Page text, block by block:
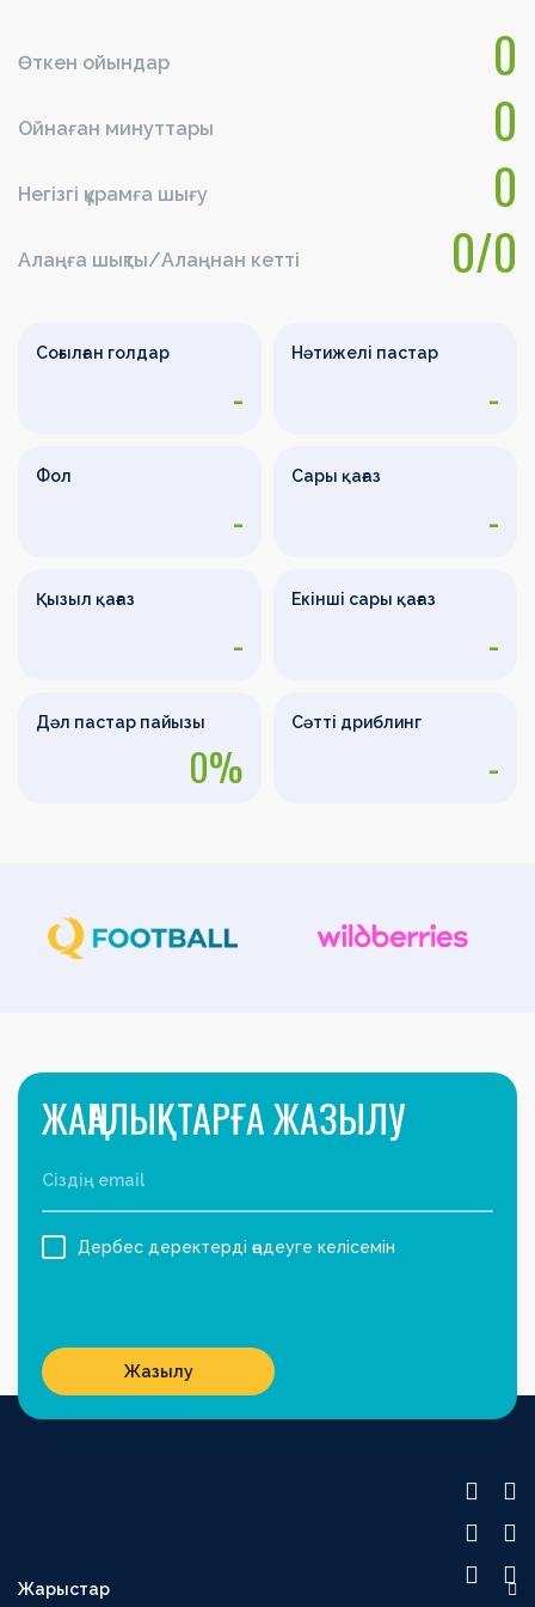
Өткен ойындар 0
Ойнаған минуттары 0
Негізгі құрамға шығу 0
Алаңға шықты/Алаңнан кетті 0/0
Соғылған голдар
-
Нәтижелі пастар
-
Фол
-
Сары қағаз
-
Қызыл қағаз
-
Екінші сары қағаз
-
Дәл пастар пайызы
0%
Сәтті дриблинг
-
Жарыстар
ЖАҢАЛЫҚТАРҒА ЖАЗЫЛУ
Дербес деректерді өңдеуге келісемін
Жазылу